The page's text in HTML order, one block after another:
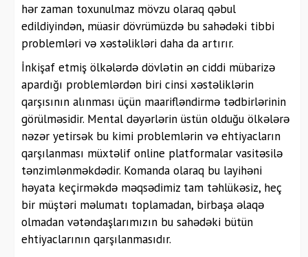
hər zaman toxunulmaz mövzu olaraq qəbul
edildiyindən, müasir dövrümüzdə bu sahədəki tibbi
problemləri və xəstəlikləri daha da artırır.
İnkişaf etmiş ölkələrdə dövlətin ən ciddi mübarizə
apardığı problemlərdən biri cinsi xəstəliklərin
qarşısının alınması üçün maarifləndirmə tədbirlərinin
görülməsidir. Mental dəyərlərin üstün olduğu ölkələrə
nəzər yetirsək bu kimi problemlərin və ehtiyacların
qarşılanması müxtəlif online platformalar vasitəsilə
tənzimlənməkdədir. Komanda olaraq bu layihəni
həyata keçirməkdə məqsədimiz tam təhlükəsiz, heç
bir müştəri məlumatı toplamadan, birbaşa əlaqə
olmadan vətəndaşlarımızın bu sahədəki bütün
ehtiyaclarının qarşılanmasıdır.